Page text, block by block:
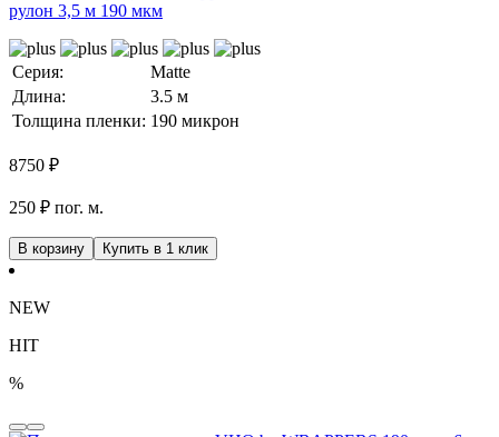
рулон 3,5 м 190 мкм
Серия:
Matte
Длина:
3.5 м
Толщина пленки: 190 микрон
8750 ₽
250 ₽ пог. м.
В корзину Купить в 1 клик
NEW
HIT
%